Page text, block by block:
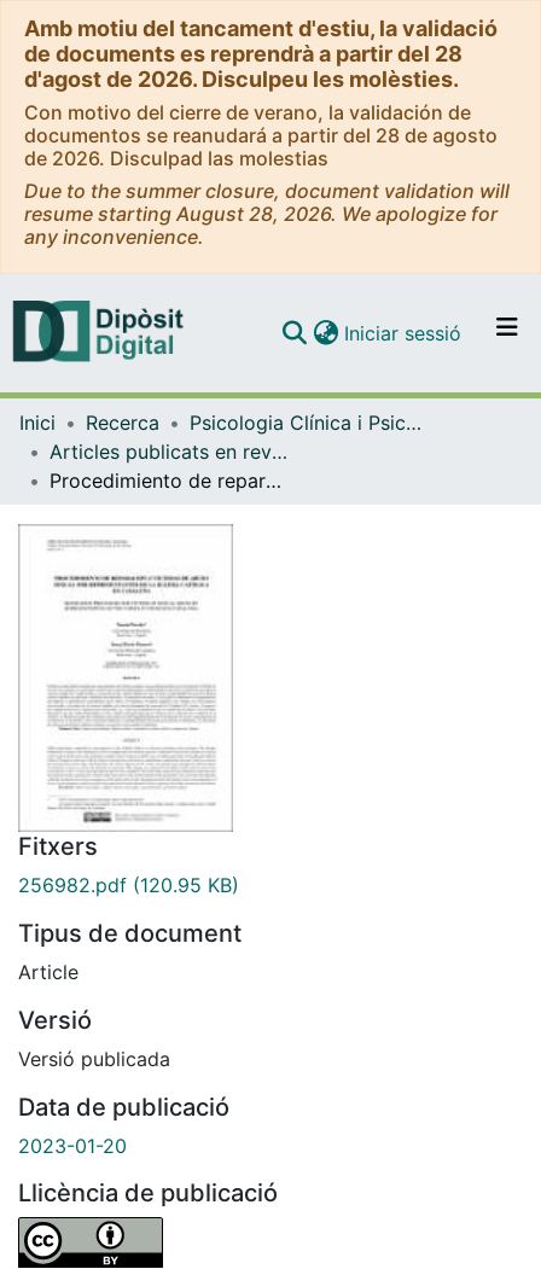
Amb motiu del tancament d'estiu, la validació
de documents es reprendrà a partir del 28
d'agost de 2026. Disculpeu les molèsties.
Con motivo del cierre de verano, la validación de
documentos se reanudará a partir del 28 de agosto
de 2026. Disculpad las molestias
Due to the summer closure, document validation will
resume starting August 28, 2026. We apologize for
any inconvenience.
Navega per tot el DD
Iniciar sessió (current)
Inici Recerca
Psicologia Clínica i Psicobiologia
Articles publicats en revistes (Psicologia Clínica i Psicobiologia)
Procedimiento de reparación a víctimas de abuso sexual por representantes de la iglesia católica en Cataluña
Fitxers
256982.pdf (120.95 KB)
Tipus de document
Article
Versió
Versió publicada
Data de publicació
2023-01-20
Llicència de publicació